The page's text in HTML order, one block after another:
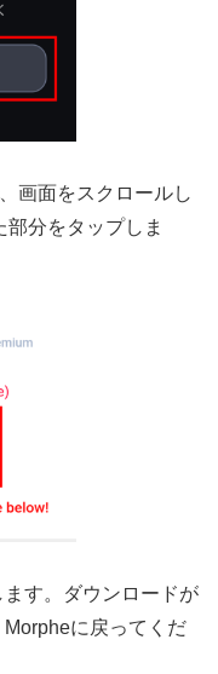
画面をスクロールし
分をタップしま
ます。ダウンロードが
に戻ってくだ